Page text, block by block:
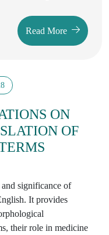
Read More
ON
OF
significance of
It provides
their role in medicine